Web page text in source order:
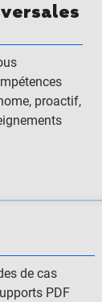
proactif,
de cas
PDF